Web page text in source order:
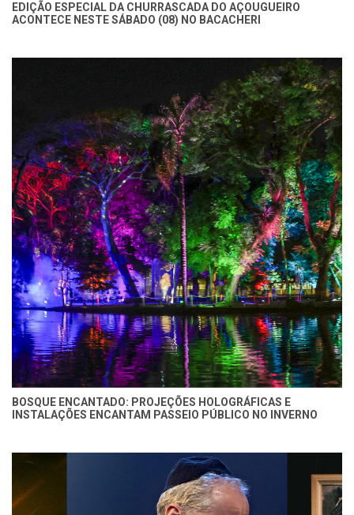
EDIÇÃO ESPECIAL DA CHURRASCADA DO AÇOUGUEIRO
ACONTECE NESTE SÁBADO (08) NO BACACHERI
BOSQUE ENCANTADO: PROJEÇÕES HOLOGRÁFICAS E
INSTALAÇÕES ENCANTAM PASSEIO PÚBLICO NO INVERNO